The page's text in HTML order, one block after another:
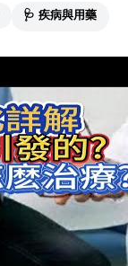
🩺 疾病與用藥